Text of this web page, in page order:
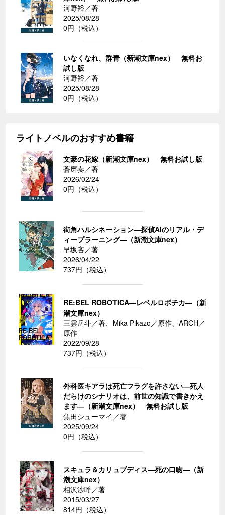
河野裕／著
2025/08/28
0円（税込）
いなくなれ、群青（新潮文庫nex） 無料お
試し版
河野裕／著
2025/08/28
0円（税込）
ライトノベルのおすすめ書籍
文豪の花嫁（新潮文庫nex） 無料お試し版
蒼磨奏／著
2026/02/24
0円（税込）
街角ハルシネーション―探偵AIのリアル・デ
ィープラーニング―（新潮文庫nex）
早坂吝／著
2026/04/22
737円（税込）
RE:BEL ROBOTICA―レベルロボチカ―（新
潮文庫nex）
三雲岳斗／著、Mika Pikazo／原作、ARCH／
原作
2022/09/28
737円（税込）
外科医キアラは死亡フラグを許さない―死人
だらけのシナリオは、前世の知識で書きかえ
ます―（新潮文庫nex） 無料お試し版
焦田シューマイ／著
2025/09/24
0円（税込）
スキュラ＆カリュブディス―死の口吻―（新
潮文庫nex）
相沢沙呼／著
2015/03/27
814円（税込）